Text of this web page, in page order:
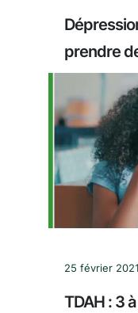
prendre
25 février 2021
TDAH : 3